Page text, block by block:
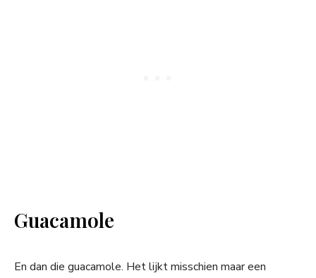
Guacamole
En dan die guacamole. Het lijkt misschien maar een